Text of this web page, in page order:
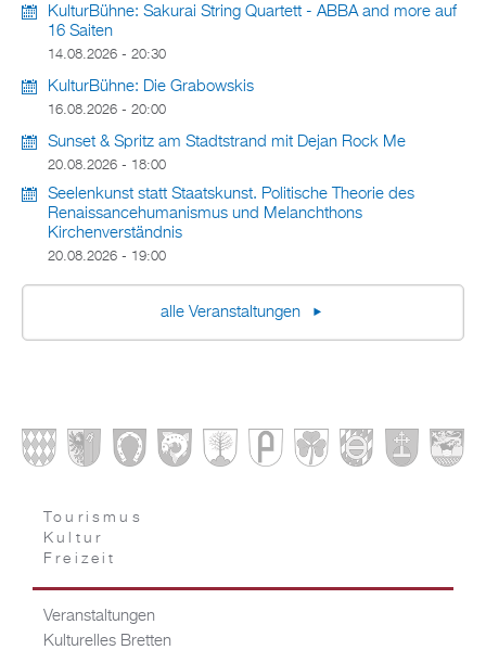
KulturBühne: Sakurai String Quartett - ABBA and more auf
16 Saiten
14.08.2026 - 20:30
KulturBühne: Die Grabowskis
16.08.2026 - 20:00
Sunset & Spritz am Stadtstrand mit Dejan Rock Me
20.08.2026 - 18:00
Seelenkunst statt Staatskunst. Politische Theorie des
Renaissancehumanismus und Melanchthons
Kirchenverständnis
20.08.2026 - 19:00
alle Veranstaltungen
Tourismus
Kultur
Freizeit
Veranstaltungen
Kulturelles Bretten